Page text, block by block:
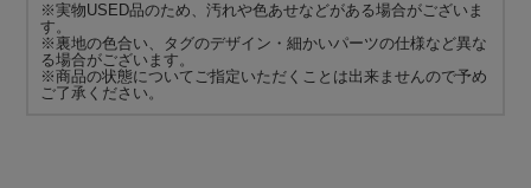
※実物USED品のため、汚れや色あせなどがある場合がございま
す。
※裏地の色合い、タグのデザイン・細かいパーツの仕様など異な
る場合がございます。
※商品の状態についてご指定いただくことは出来ませんので予め
ご了承ください。